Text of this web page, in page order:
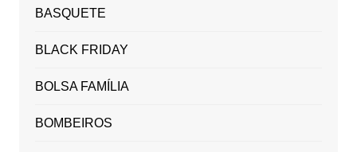
BASQUETE
BLACK FRIDAY
BOLSA FAMÍLIA
BOMBEIROS